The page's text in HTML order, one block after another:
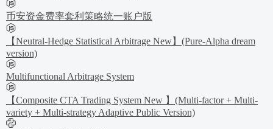
币安资金费率套利策略统一账户版
【Neutral-Hedge Statistical Arbitrage New】(Pure-Alpha dream
version)
Multifunctional Arbitrage System
【Composite CTA Trading System New 】(Multi-factor + Multi-
variety + Multi-strategy Adaptive Public Version)